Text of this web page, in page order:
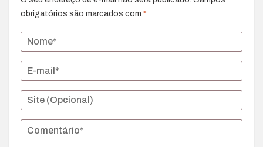
obrigatórios são marcados com *